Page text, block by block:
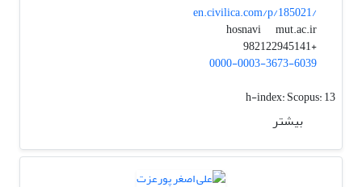
en.civilica.com/p/185021/
hosnavi
mut.ac.ir
+982122945141
0000-0003-3673-6039
h-index:Scopus: 13
بیشتر